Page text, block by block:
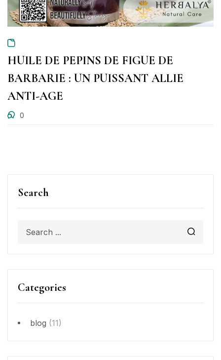
Search
Categories
blog (11)
HUILE DE PEPINS DE FIGUE DE
BARBARIE : UN PUISSANT ALLIE
ANTI-AGE
0